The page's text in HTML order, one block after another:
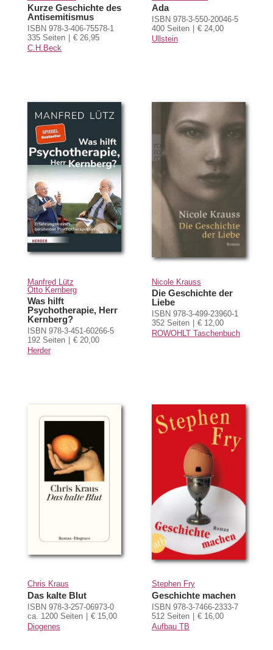
Kurze Geschichte des
Antisemitismus
ISBN 978-3-406-75578-1
335 Seiten
€ 26,95
C.H.Beck
Ada
ISBN 978-3-550-20046-5
400 Seiten
€ 24,00
Ullstein
Manfred Lütz
Otto Kernberg
Was hilft
Psychotherapie, Herr
Kernberg?
ISBN 978-3-451-60266-5
192 Seiten
€ 20,00
Herder
Nicole Krauss
Die Geschichte der
Liebe
ISBN 978-3-499-23960-1
352 Seiten
€ 12,00
ROWOHLT Taschenbuch
Chris Kraus
Das kalte Blut
ISBN 978-3-257-06973-0
ca. 1200 Seiten
€ 15,00
Diogenes
Stephen Fry
Geschichte machen
ISBN 978-3-7466-2333-7
512 Seiten
€ 16,00
Aufbau TB